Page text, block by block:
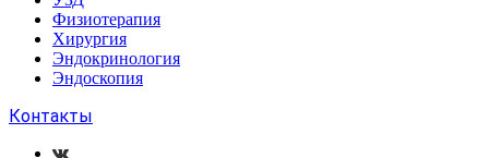
Физиотерапия
Хирургия
Эндокринология
Эндоскопия
Контакты